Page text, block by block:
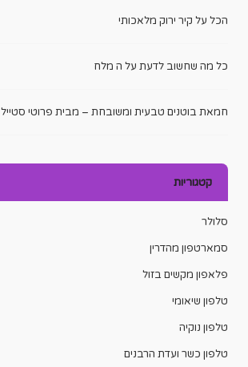
הכל על קיר ירוק מלאכותי
כל מה שחשוב לדעת על ה מלח
חמאת בוטנים טבעית ומשובחת – מבית פרוטי סטייל
קטגוריות
סלולר
סמארטפון מהדרין
פלאפון מקשים בזול
טלפון שיאומי
טלפון נוקיה
טלפון כשר ועדת הרבנים